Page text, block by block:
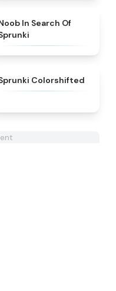
★
In Search Of
★ 4.6
Colorshifted